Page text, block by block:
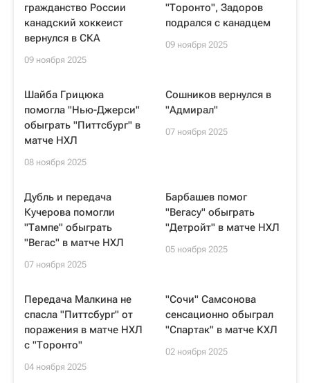
гражданство России
канадский хоккеист
вернулся в СКА
09 ноября 2025
"Торонто", Задоров
подрался с канадцем
09 ноября 2025
Шайба Грицюка
помогла "Нью-Джерси"
обыграть "Питтсбург" в
матче НХЛ
08 ноября 2025
Сошников вернулся в
"Адмирал"
07 ноября 2025
Дубль и передача
Кучерова помогли
"Тампе" обыграть
"Вегас" в матче НХЛ
07 ноября 2025
Барбашев помог
"Вегасу" обыграть
"Детройт" в матче НХЛ
05 ноября 2025
Передача Малкина не
спасла "Питтсбург" от
поражения в матче НХЛ
с "Торонто"
04 ноября 2025
"Сочи" Самсонова
сенсационно обыграл
"Спартак" в матче КХЛ
02 ноября 2025